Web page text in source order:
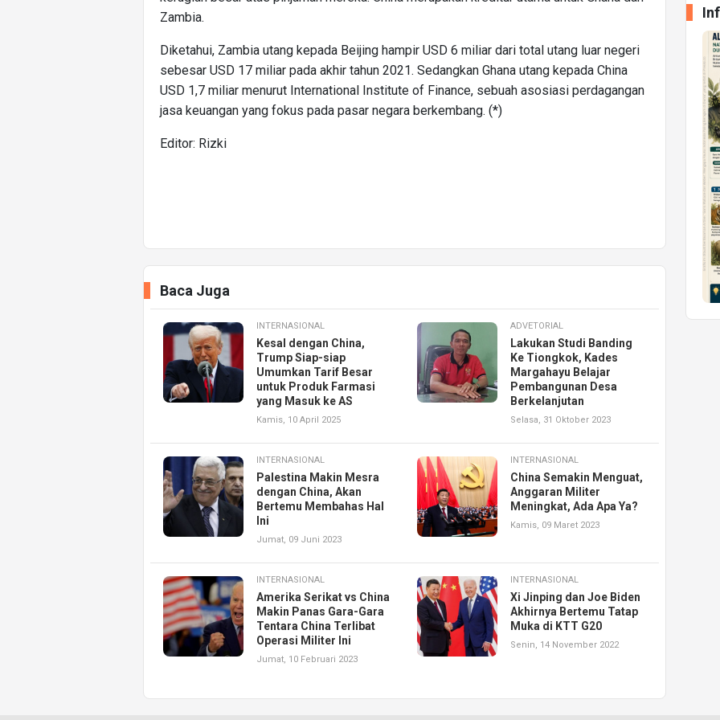
Zambia.
Diketahui, Zambia utang kepada Beijing hampir USD 6 miliar dari total utang luar negeri
sebesar USD 17 miliar pada akhir tahun 2021. Sedangkan Ghana utang kepada China
USD 1,7 miliar menurut International Institute of Finance, sebuah asosiasi perdagangan
jasa keuangan yang fokus pada pasar negara berkembang. (*)
Editor: Rizki
Baca Juga
INTERNASIONAL
Kesal dengan China,
Trump Siap-siap
Umumkan Tarif Besar
untuk Produk Farmasi
yang Masuk ke AS
Kamis, 10 April 2025
ADVETORIAL
Lakukan Studi Banding
Ke Tiongkok, Kades
Margahayu Belajar
Pembangunan Desa
Berkelanjutan
Selasa, 31 Oktober 2023
INTERNASIONAL
Palestina Makin Mesra
dengan China, Akan
Bertemu Membahas Hal
Ini
Jumat, 09 Juni 2023
INTERNASIONAL
China Semakin Menguat,
Anggaran Militer
Meningkat, Ada Apa Ya?
Kamis, 09 Maret 2023
INTERNASIONAL
Amerika Serikat vs China
Makin Panas Gara-Gara
Tentara China Terlibat
Operasi Militer Ini
Jumat, 10 Februari 2023
INTERNASIONAL
Xi Jinping dan Joe Biden
Akhirnya Bertemu Tatap
Muka di KTT G20
Senin, 14 November 2022